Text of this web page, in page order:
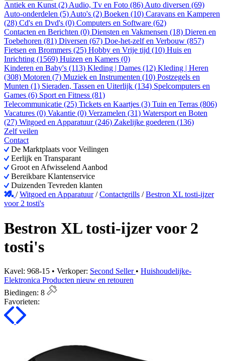
Antiek en Kunst (2) Audio, Tv en Foto (86) Auto diversen (69)
Auto-onderdelen (5) Auto's (2) Boeken (10) Caravans en Kamperen
(28) Cd's en Dvd's (0) Computers en Software (62)
Contacten en Berichten (0) Diensten en Vakmensen (18) Dieren en
Toebehoren (81) Diversen (67) Doe-het-zelf en Verbouw (857)
Fietsen en Brommers (25) Hobby en Vrije tijd (10) Huis en
Inrichting (1569) Huizen en Kamers (0)
Kinderen en Baby's (113) Kleding | Dames (12) Kleding | Heren
(308) Motoren (7) Muziek en Instrumenten (10) Postzegels en
Munten (1) Sieraden, Tassen en Uiterlijk (134) Spelcomputers en
Games (6) Sport en Fitness (81)
Telecommunicatie (25) Tickets en Kaartjes (3) Tuin en Terras (806)
Vacatures (0) Vakantie (0) Verzamelen (31) Watersport en Boten
(27) Witgoed en Apparatuur (246) Zakelijke goederen (136)
Zelf veilen
Contact
De Marktplaats voor Veilingen
Eerlijk en Transparant
Groot en Afwisselend Aanbod
Bereikbare Klantenservice
Duizenden Tevreden klanten
/Witgoed en Apparatuur /Contactgrills /Bestron XL tosti-ijzer
voor 2 tosti's
Bestron XL tosti-ijzer voor 2
tosti's
Kavel: 968-15 • Verkoper: Second Seller • Huishoudelijke-
Elektronica Producten nieuw en retouren
Biedingen: 8
Favorieten: